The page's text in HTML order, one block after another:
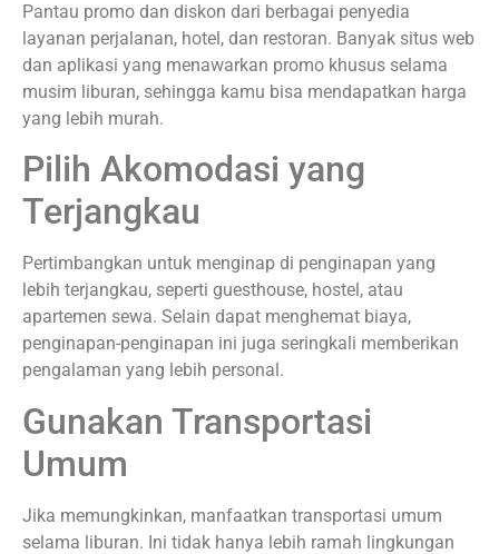
Pantau promo dan diskon dari berbagai penyedia
layanan perjalanan, hotel, dan restoran. Banyak situs web
dan aplikasi yang menawarkan promo khusus selama
musim liburan, sehingga kamu bisa mendapatkan harga
yang lebih murah.
Pilih Akomodasi yang
Terjangkau
Pertimbangkan untuk menginap di penginapan yang
lebih terjangkau, seperti guesthouse, hostel, atau
apartemen sewa. Selain dapat menghemat biaya,
penginapan-penginapan ini juga seringkali memberikan
pengalaman yang lebih personal.
Gunakan Transportasi
Umum
Jika memungkinkan, manfaatkan transportasi umum
selama liburan. Ini tidak hanya lebih ramah lingkungan